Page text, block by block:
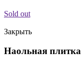
Sold out
Закрыть
Наольная